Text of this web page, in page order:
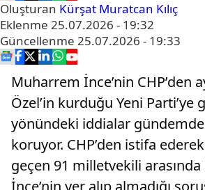
Oluşturan Kürşat Muratcan Kılıç
Eklenme 25.07.2026 - 19:32
Güncellenme 25.07.2026 - 19:33
Muharrem İnce’nin CHP’den
Özel’in kurduğu Yeni Parti’ye
yönündeki iddialar
koruyor. CHP’den istifa
geçen 91 milletvekili